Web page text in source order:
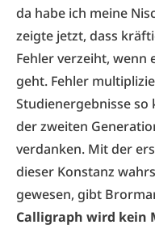
da habe ich meine
zeigte jetzt, dass
Fehler verzeiht, wenn
geht. Fehler
Studienergebnisse so
der zweiten
verdanken. Mit der
dieser Konstanz
gewesen, gibt
Calligraph wird kein